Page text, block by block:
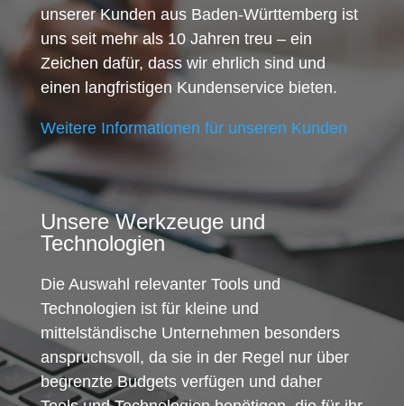
unserer Kunden aus Baden-Württemberg ist
uns seit mehr als 10 Jahren treu – ein
Zeichen dafür, dass wir ehrlich sind und
einen langfristigen Kundenservice bieten.
Weitere Informationen für unseren Kunden
Unsere Werkzeuge und
Technologien
Die Auswahl relevanter Tools und
Technologien ist für kleine und
mittelständische Unternehmen besonders
anspruchsvoll, da sie in der Regel nur über
begrenzte Budgets verfügen und daher